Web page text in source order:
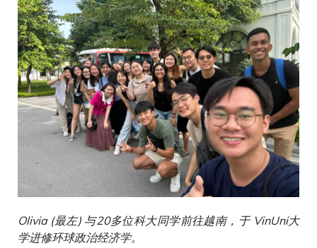
Olivia (最左) 与20多位科大同学前往越南，于 VinUni大
学进修环球政治经济学。